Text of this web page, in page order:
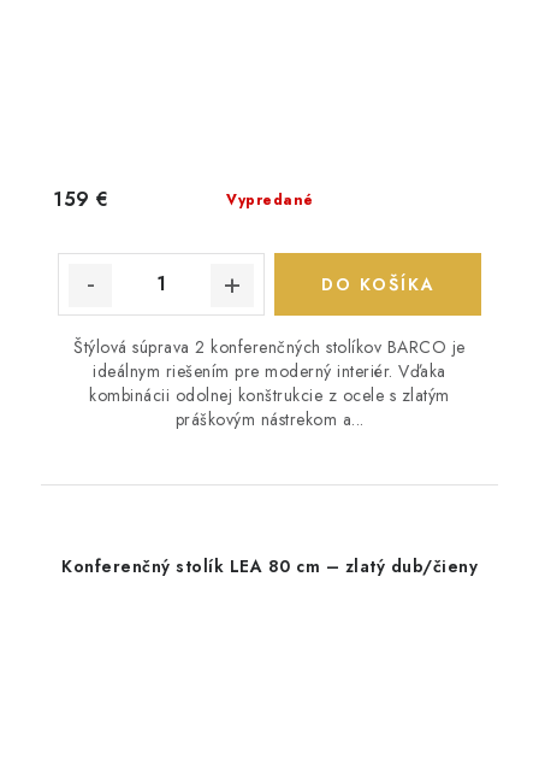
Vypredané
159 €
DO KOŠÍKA
Štýlová súprava 2 konferenčných stolíkov BARCO je
ideálnym riešením pre moderný interiér. Vďaka
kombinácii odolnej konštrukcie z ocele s zlatým
práškovým nástrekom a...
Konferenčný stolík LEA 80 cm – zlatý dub/čieny